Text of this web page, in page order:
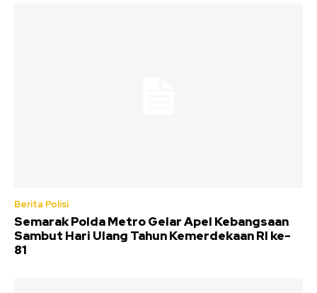
Berita Polisi
Semarak Polda Metro Gelar Apel Kebangsaan
Sambut Hari Ulang Tahun Kemerdekaan RI ke-
81